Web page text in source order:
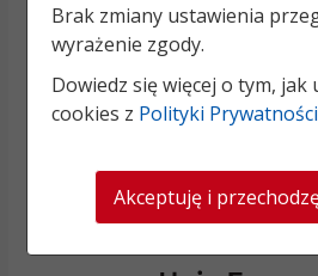
Brak zmiany ustawienia
wyrażenie zgody.
Dowiedz się więcej o tym, jak
cookies z Polityki Prywatności
Akceptuję i